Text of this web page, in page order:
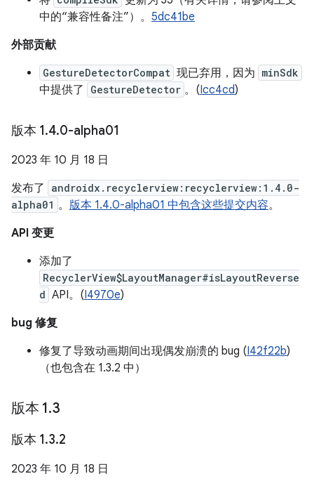
中的“兼容性备注”）。 5dc41be
外部贡献
GestureDetectorCompat 现已弃用，因为 minSdk
中提供了 GestureDetector 。(Icc4cd)
版本 1.4.0-alpha01
2023 年 10 月 18 日
发布了
androidx.recyclerview:recyclerview:1.4.0-
alpha01 。 版本 1.4.0-alpha01 中包含这些提交内容。
API 变更
添加了
RecyclerView$LayoutManager#isLayoutReverse
d API。(I4970e)
bug 修复
修复了导致动画期间出现偶发崩溃的 bug (I42f22b)
（也包含在 1.3.2 中）
版本 1.3
版本 1.3.2
2023 年 10 月 18 日